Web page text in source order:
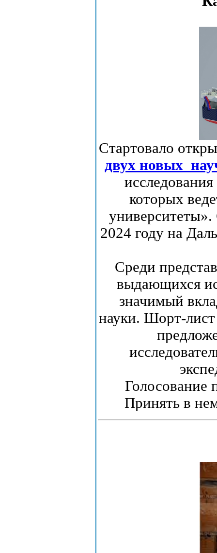
Стартовало
двух новых
которых
университеты».
2024 году на
Среди
выдающихся
значимый
науки. Шорт-
Голосование
Принять в